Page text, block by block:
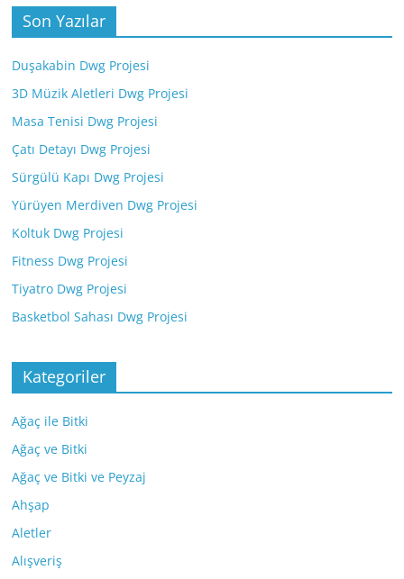
Son Yazılar
Duşakabin Dwg Projesi
3D Müzik Aletleri Dwg Projesi
Masa Tenisi Dwg Projesi
Çatı Detayı Dwg Projesi
Sürgülü Kapı Dwg Projesi
Yürüyen Merdiven Dwg Projesi
Koltuk Dwg Projesi
Fitness Dwg Projesi
Tiyatro Dwg Projesi
Basketbol Sahası Dwg Projesi
Kategoriler
Ağaç ile Bitki
Ağaç ve Bitki
Ağaç ve Bitki ve Peyzaj
Ahşap
Aletler
Alışveriş